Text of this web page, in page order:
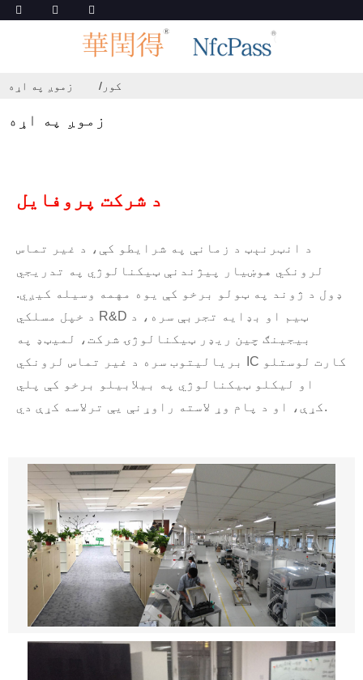
کور زموږ په اړه
زموږ په اړه
د شرکت پروفایل
د انټرنېټ د زمانې په شرایطو کې، د غیر تماس
لرونکي هوښیار پیژندنې ټیکنالوژي په تدریجي
ډول د ژوند په ټولو برخو کې یوه مهمه وسیله کیږي.
د خپل مسلکي R&D ټیم او بډایه تجربې سره، د
بیجینګ چین ریډر ټیکنالوژۍ شرکت، لمیټډ په
بریالیتوب سره د غیر تماس لرونکي IC کارت لوستلو
او لیکلو ټیکنالوژي په بیلابیلو برخو کې پلي
کړې، او د پام وړ لاسته راوړنې یې ترلاسه کړې دي.